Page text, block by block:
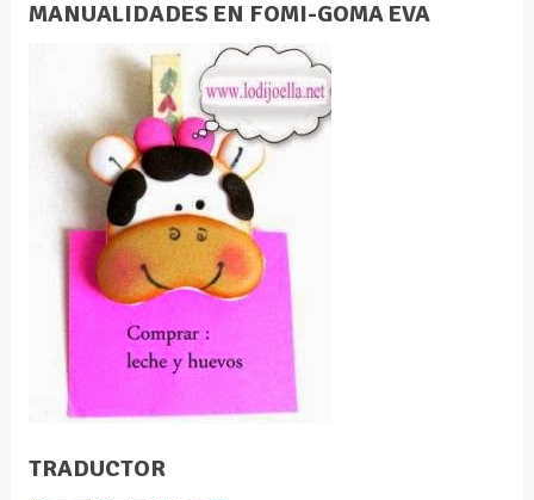
MANUALIDADES EN FOMI-GOMA EVA
TRADUCTOR